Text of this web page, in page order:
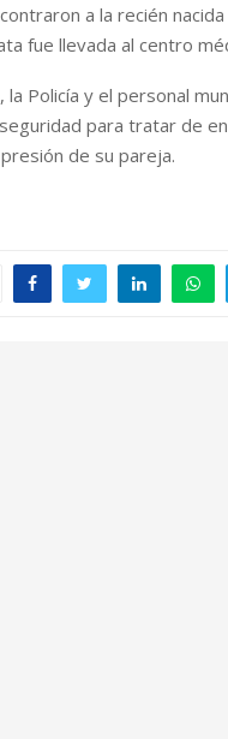
a la recién
fue llevada al centro
la Policía y el personal
para tratar de
de su pareja.